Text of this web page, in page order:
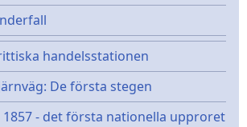
handelsstationen
De första stegen
- det första nationella upproret